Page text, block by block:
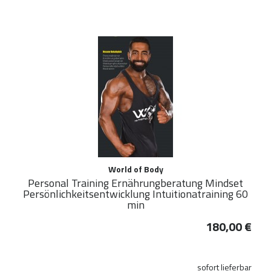
World of Body
Personal Training Ernährungberatung Mindset
Persönlichkeitsentwicklung Intuitionatraining 60
min
180,00 €
sofort lieferbar